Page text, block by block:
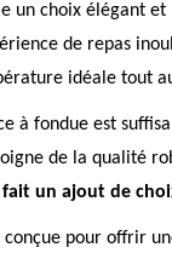
un choix élégant
de repas
idéale tout
à fondue est
de la qualité
fait un ajout de
pour offrir